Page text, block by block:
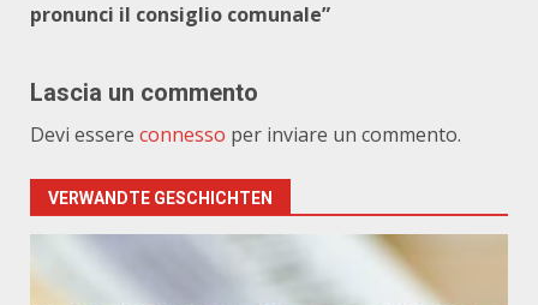
pronunci il consiglio comunale”
Lascia un commento
Devi essere connesso per inviare un commento.
VERWANDTE GESCHICHTEN